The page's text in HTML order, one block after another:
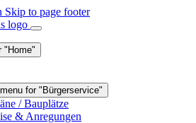
Skip to page footer
"Home"
for "Bürgerservice"
/ Bauplätze
& Anregungen